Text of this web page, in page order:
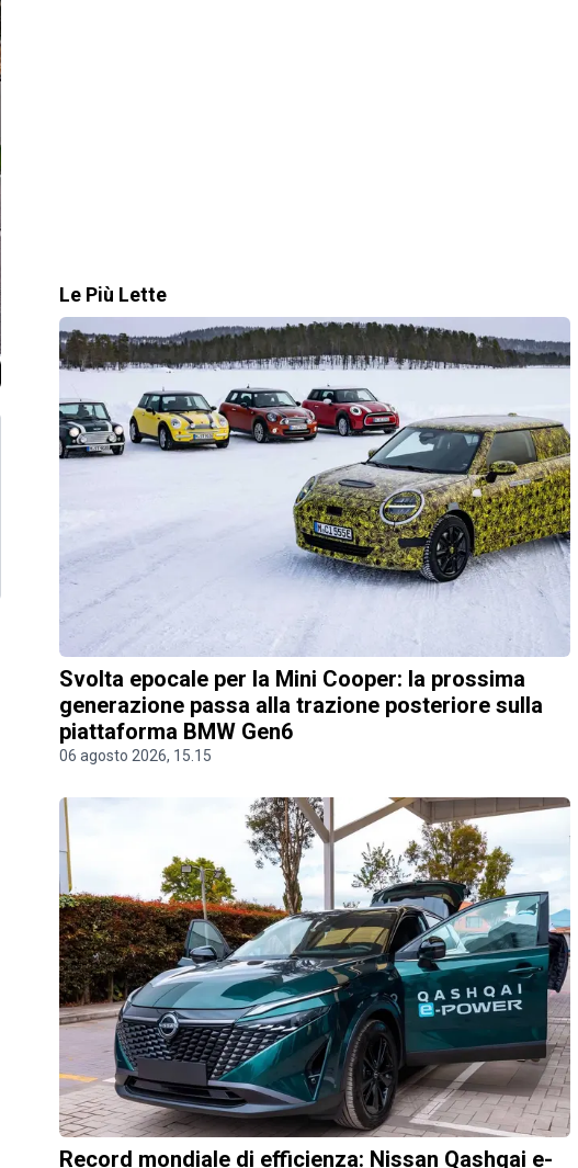
Le Più Lette
Svolta epocale per la Mini Cooper: la prossima
generazione passa alla trazione posteriore sulla
piattaforma BMW Gen6
06 agosto 2026, 15.15
Record mondiale di efficienza: Nissan Qashqai e-